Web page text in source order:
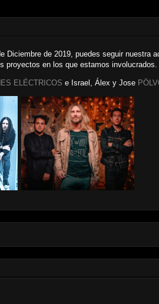
Diciembre de 2019, puedes seguir nuestra
proyectos en los que estamos involucrados.
ELÉCTRICOS e Israel, Álex y Jose